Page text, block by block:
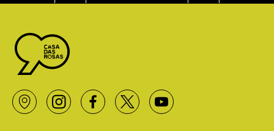
LocalizaçãoInstagramFacebokTwitter XYoutube